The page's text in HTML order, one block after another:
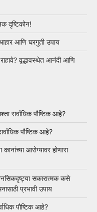
दृष्टिकोन!
आणि घरगुती उपाय
वृद्धावस्थेत आनंदी आणि
सर्वाधिक पौष्टिक आहे?
पौष्टिक आहे?
आरोग्यावर होणारा
सकारात्मक कसे
प्रभावी उपाय
पौष्टिक आहे?